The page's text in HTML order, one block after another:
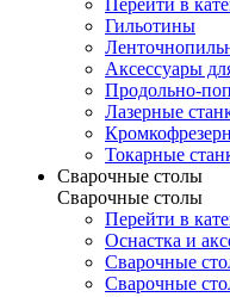
Перейти в
Гильотины
Аксессуары
Продольно-
Лазерные
Токарные
Сварочные столы
Сварочные столы
Перейти в
Оснастка и
Сварочные
Сварочные